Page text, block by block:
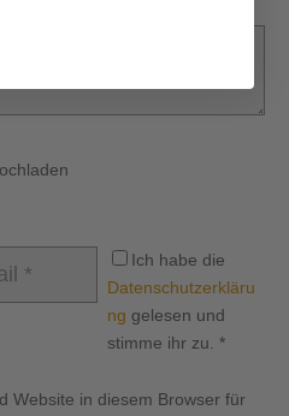
Ich habe die
Datenschutzerkläru
ng gelesen und
stimme ihr zu. *
Website in diesem Browser für